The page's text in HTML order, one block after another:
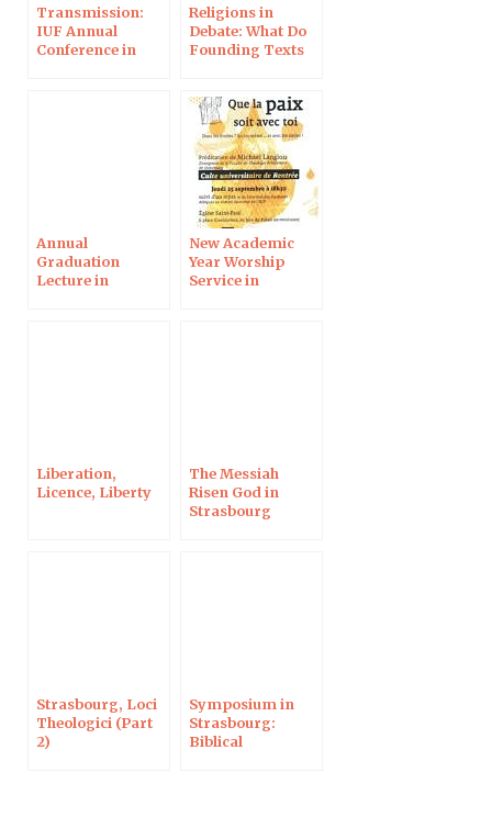
Transmission:
IUF Annual
Conference in
Religions in
Debate: What Do
Founding Texts
Life? In
Strasbourg on
February 27
Annual
Graduation
Lecture in
New Academic
Year Worship
Service in
Liberation,
Licence, Liberty
The Messiah
Risen God in
Strasbourg
Strasbourg, Loci
Theologici (Part
2)
Symposium in
Strasbourg:
Biblical